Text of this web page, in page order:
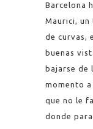
Barcelona
Maurici,
de curvas,
buenas
bajarse de
momento
que no le
donde